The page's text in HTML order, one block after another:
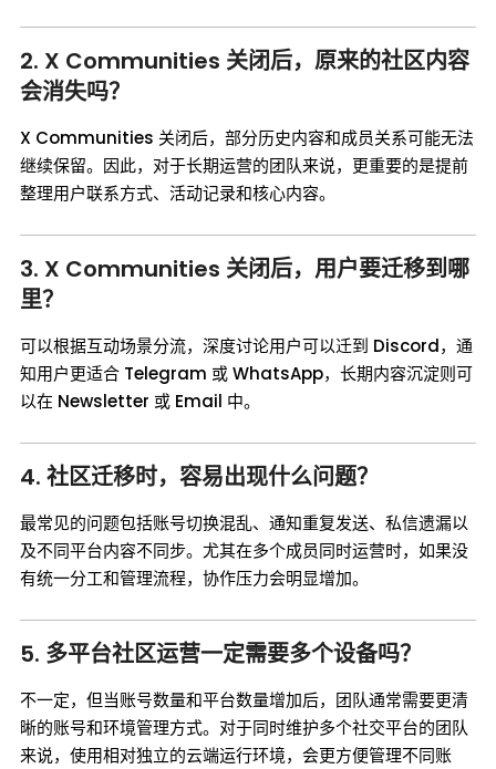
2. X Communities 关闭后，原来的社区内容
会消失吗？
X Communities 关闭后，部分历史内容和成员关系可能无法
继续保留。因此，对于长期运营的团队来说，更重要的是提前
整理用户联系方式、活动记录和核心内容。
3. X Communities 关闭后，用户要迁移到哪
里？
可以根据互动场景分流，深度讨论用户可以迁到 Discord，通
知用户更适合 Telegram 或 WhatsApp，长期内容沉淀则可
以在 Newsletter 或 Email 中。
4. 社区迁移时，容易出现什么问题？
最常见的问题包括账号切换混乱、通知重复发送、私信遗漏以
及不同平台内容不同步。尤其在多个成员同时运营时，如果没
有统一分工和管理流程，协作压力会明显增加。
5. 多平台社区运营一定需要多个设备吗？
不一定，但当账号数量和平台数量增加后，团队通常需要更清
晰的账号和环境管理方式。对于同时维护多个社交平台的团队
来说，使用相对独立的云端运行环境，会更方便管理不同账